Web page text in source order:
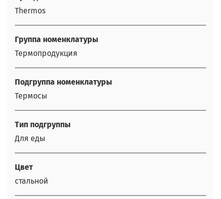
Thermos
Группа номенклатуры
Термопродукция
Подгруппа номенклатуры
Термосы
Тип подгруппы
Для еды
Цвет
стальной